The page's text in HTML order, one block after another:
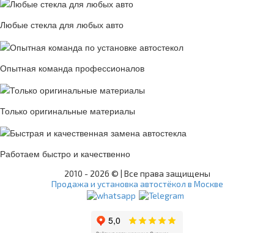
Любые стекла для любых авто
Опытная команда профессионалов
Только оригинальные материалы
Работаем быстро и качественно
2010 - 2026 © | Все права защищены
Продажа и установка автостёкол в Москве